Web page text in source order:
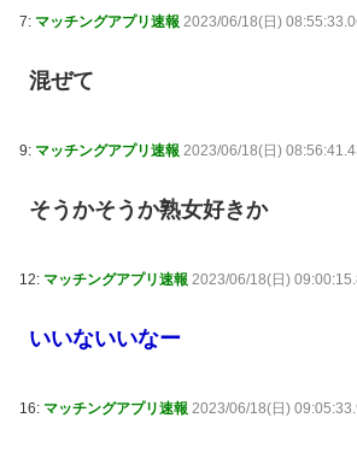
7: マッチングアプリ速報 2023/06/18(日)
混ぜて
9: マッチングアプリ速報 2023/06/18(日)
そうかそうか熟女好きか
12: マッチングアプリ速報 2023/06/18(日)
いいないいなー
16: マッチングアプリ速報 2023/06/18(日)